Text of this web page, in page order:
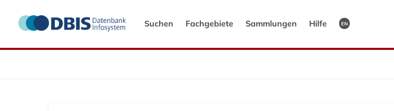
Suchen Fachgebiete Sammlungen Hilfe EN